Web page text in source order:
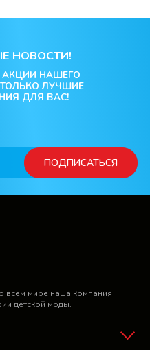
НОВОСТИ!
НАШЕГО
ЛУЧШИЕ
ДЛЯ ВАС!
ПОДПИСАТЬСЯ
всем мире наша компания
детской моды.